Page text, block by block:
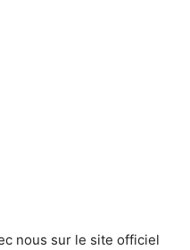
nous sur le site officiel